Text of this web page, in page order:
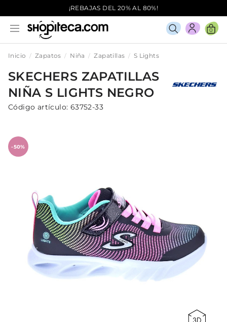
¡REBAJAS DEL 20% AL 80%!
0
Inicio Zapatos Niña Zapatillas S Lights
SKECHERS ZAPATILLAS
NIÑA S LIGHTS NEGRO
Código artículo: 63752-33
-50%